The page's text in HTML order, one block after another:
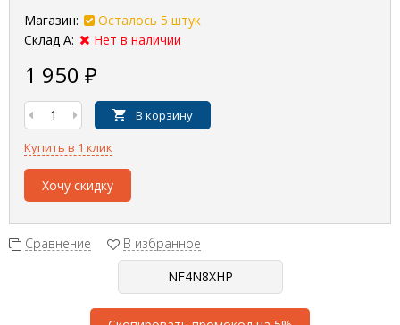
Магазин:
Осталось 5 штук
Склад А:
Нет в наличии
1 950 ₽
В корзину
Купить в 1 клик
Хочу скидку
Сравнение В избранное